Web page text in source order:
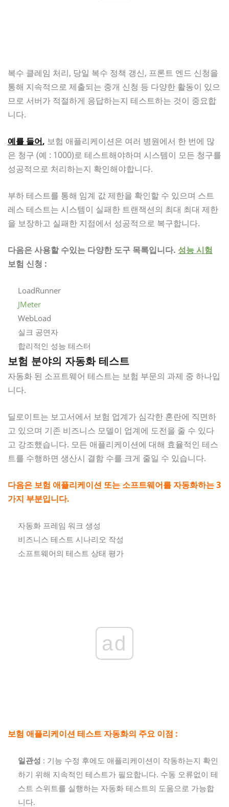
복수 클레임 처리, 당일 복수 정책 갱신, ​​프론트 엔드 신청을
통해 지속적으로 제출되는 중개 신청 등 다양한 활동이 있으
므로 서버가 적절하게 응답하는지 테스트하는 것이 중요합
니다.
예를 들어, 보험 애플리케이션은 여러 병원에서 한 번에 많
은 청구 (예 : 1000)로 테스트해야하며 시스템이 모든 청구를
성공적으로 처리하는지 확인해야합니다.
부하 테스트를 통해 임계 값 제한을 확인할 수 있으며 스트
레스 테스트는 시스템이 실패한 트랜잭션의 최대 최대 제한
을 보장하고 실패한 지점에서 성공적으로 복구합니다.
다음은 사용할 수있는 다양한 도구 목록입니다. 성능 시험
보험 신청 :
LoadRunner
JMeter
WebLoad
실크 공연자
합리적인 성능 테스터
보험 분야의 자동화 테스트
자동화 된 소프트웨어 테스트는 보험 부문의 과제 중 하나입
니다.
딜로이트는 보고서에서 보험 업계가 심각한 혼란에 직면하
고 있으며 기존 비즈니스 모델이 업계에 도전을 줄 수 있다
고 강조했습니다. 모든 애플리케이션에 대해 효율적인 테스
트를 수행하면 생산시 결함 수를 크게 줄일 수 있습니다.
다음은 보험 애플리케이션 또는 소프트웨어를 자동화하는 3
가지 부분입니다.
자동화 프레임 워크 생성
비즈니스 테스트 시나리오 작성
소프트웨어의 테스트 상태 평가
ad
보험 애플리케이션 테스트 자동화의 주요 이점 :
일관성 : 기능 수정 후에도 애플리케이션이 작동하는지 확인
하기 위해 지속적인 테스트가 필요합니다. 수동 오류없이 테
스트 스위트를 실행하는 자동화 테스트의 도움으로 가능합
니다.